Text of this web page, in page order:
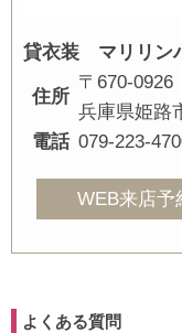
貸衣装 マリリン
住所
〒670-0926
兵庫県姫路
電話 079-223-
WEB来店予
よくある質問